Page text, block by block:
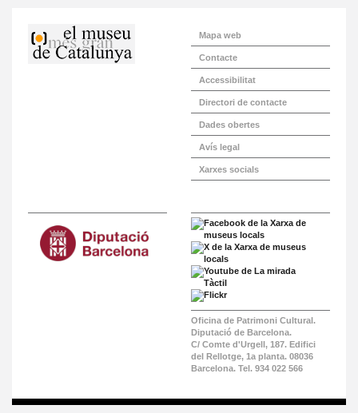
Mapa web
Contacte
Accessibilitat
Directori de contacte
Dades obertes
Avís legal
Xarxes socials
Oficina de Patrimoni Cultural.
Diputació de Barcelona.
C/ Comte d'Urgell, 187. Edifici
del Rellotge, 1a planta. 08036
Barcelona. Tel. 934 022 566